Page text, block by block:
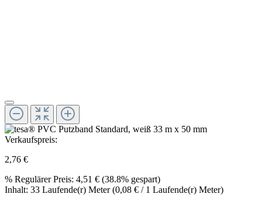
Verkaufspreis:
2,76 €
% Regulärer Preis: 4,51 € (38.8% gespart)
Inhalt: 33 Laufende(r) Meter(0,08 € / 1 Laufende(r) Meter)